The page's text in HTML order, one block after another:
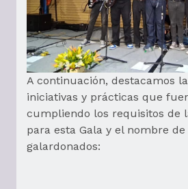
A continuación, destacamos
iniciativas y prácticas que
cumpliendo los requisitos de
para esta Gala y el nombre de
galardonados: